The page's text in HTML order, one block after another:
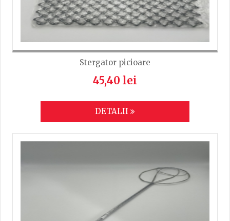
Stergator picioare
45,40 lei
DETALII